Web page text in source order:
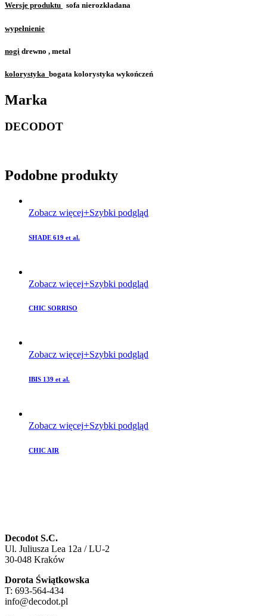
Wersje produktu sofa nierozkładana
wypełnienie
nogi drewno , metal
kolorystyka bogata kolorystyka wykończeń
Marka
DECODOT
Podobne produkty
Zobacz więcej Szybki podgląd
SHADE 619 et al.
Zobacz więcej Szybki podgląd
CHIC SORRISO
Zobacz więcej Szybki podgląd
IBIS 139 et al.
Zobacz więcej Szybki podgląd
CHIC AIR
Decodot S.C.
Ul. Juliusza Lea 12a / LU-2
30-048 Kraków
Dorota Świątkowska
T: 693-564-434
info@decodot.pl